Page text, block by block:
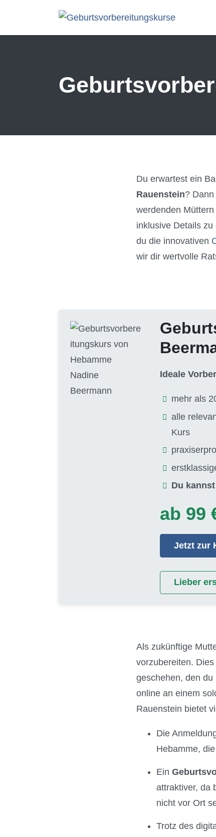
Du erwartest ein
Rauenstein?
werdenden
inklusive Details
du die innovativen
wir dir wertvolle
Ideale
mehr als
alle
Kurs
Du
ab 99
Jetzt zur
Lieber
Als zukünftige
vorzubereiten.
geschehen, den
online an einem
Rauenstein bietet
Die
Hebamme,
Ein
attraktiver, da
nicht vor Ort
Trotz des